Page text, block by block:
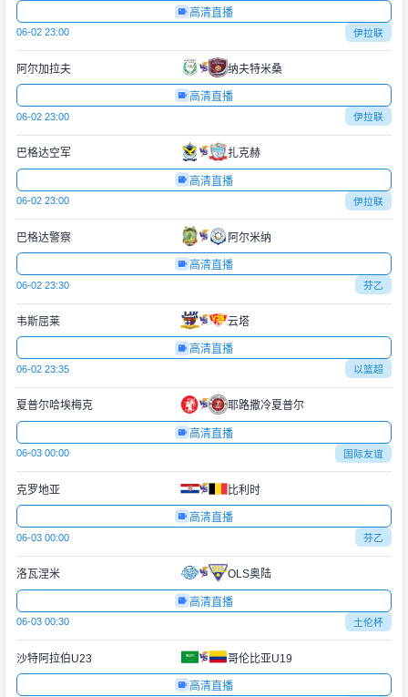
高清直播
06-02 23:00 伊拉联
阿尔加拉夫 纳夫特米桑
高清直播
06-02 23:00 伊拉联
巴格达空军 扎克赫
高清直播
06-02 23:00 伊拉联
巴格达警察 阿尔米纳
高清直播
06-02 23:30 芬乙
韦斯屈莱 云塔
高清直播
06-02 23:35 以篮超
夏普尔哈埃梅克 耶路撒冷夏普尔
高清直播
06-03 00:00 国际友谊
克罗地亚 比利时
高清直播
06-03 00:00 芬乙
洛瓦涅米 OLS奥陆
高清直播
06-03 00:30 土伦杯
沙特阿拉伯U23 哥伦比亚U19
高清直播